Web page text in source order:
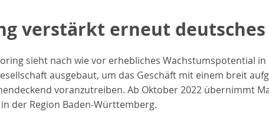
verstärkt erneut
sieht nach wie vor erhebliches Wachstumspotential
ausgebaut, um das Geschäft mit einem breit
voranzutreiben. Ab Oktober 2022 übernimmt
der Region Baden-Württemberg.